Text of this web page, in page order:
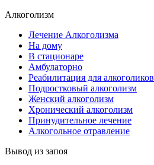
Алкоголизм
Лечение Алкоголизма
На дому
В стационаре
Амбулаторно
Реабилитация для алкоголиков
Подростковый алкоголизм
Женский алкоголизм
Хронический алкоголизм
Принудительное лечение
Алкогольное отравление
Вывод из запоя